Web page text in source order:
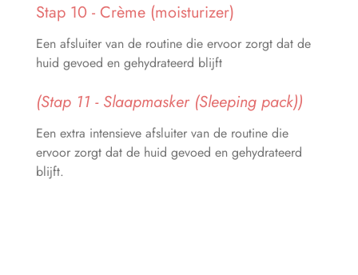
Stap 10 - Crème (moisturizer)
Een afsluiter van de routine die ervoor zorgt dat de
huid gevoed en gehydrateerd blijft
(Stap 11 - Slaapmasker (Sleeping pack))
Een extra intensieve afsluiter van de routine die
ervoor zorgt dat de huid gevoed en gehydrateerd
blijft.